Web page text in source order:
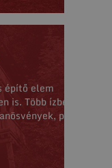
építő elem
Több ízben
padok,